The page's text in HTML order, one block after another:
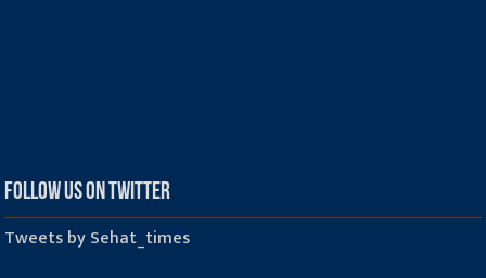
Follow us on Twitter
Tweets by Sehat_times